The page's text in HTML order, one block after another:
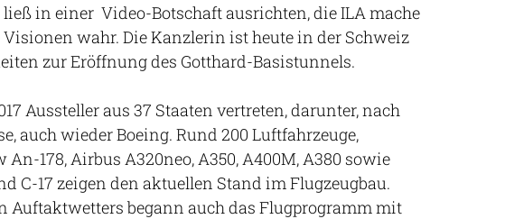
in einer Video-Botschaft ausrichten, die ILA mache
wahr. Die Kanzlerin ist heute in der Schweiz
zur Eröffnung des Gotthard-Basistunnels.
Aussteller aus 37 Staaten vertreten, darunter, nach
auch wieder Boeing. Rund 200 Luftfahrzeuge,
178, Airbus A320neo, A350, A400M, A380 sowie
C-17 zeigen den aktuellen Stand im Flugzeugbau.
Auftaktwetters begann auch das Flugprogramm mit